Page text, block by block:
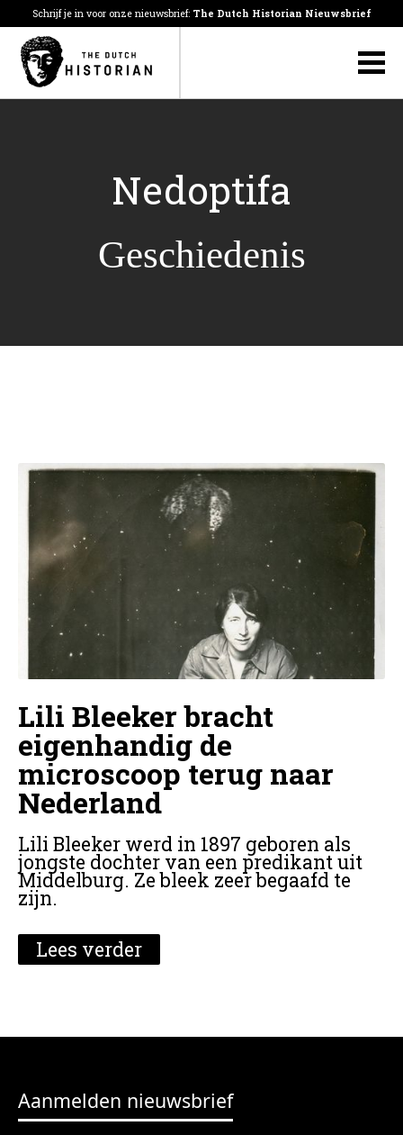
Schrijf je in voor onze nieuwsbrief: The Dutch Historian Nieuwsbrief
Nedoptifa
Geschiedenis
Lili Bleeker bracht
eigenhandig de
microscoop terug naar
Nederland
Lili Bleeker werd in 1897 geboren als
jongste dochter van een predikant uit
Middelburg. Ze bleek zeer begaafd te
zijn.
Lees verder
Aanmelden nieuwsbrief